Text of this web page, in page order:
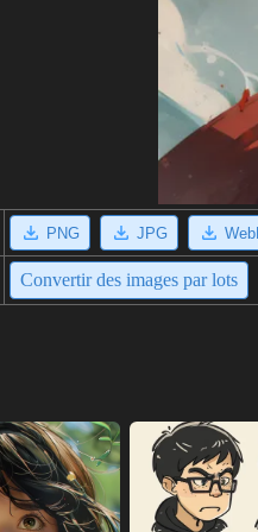
PNG JPG
Convertir des images par lots